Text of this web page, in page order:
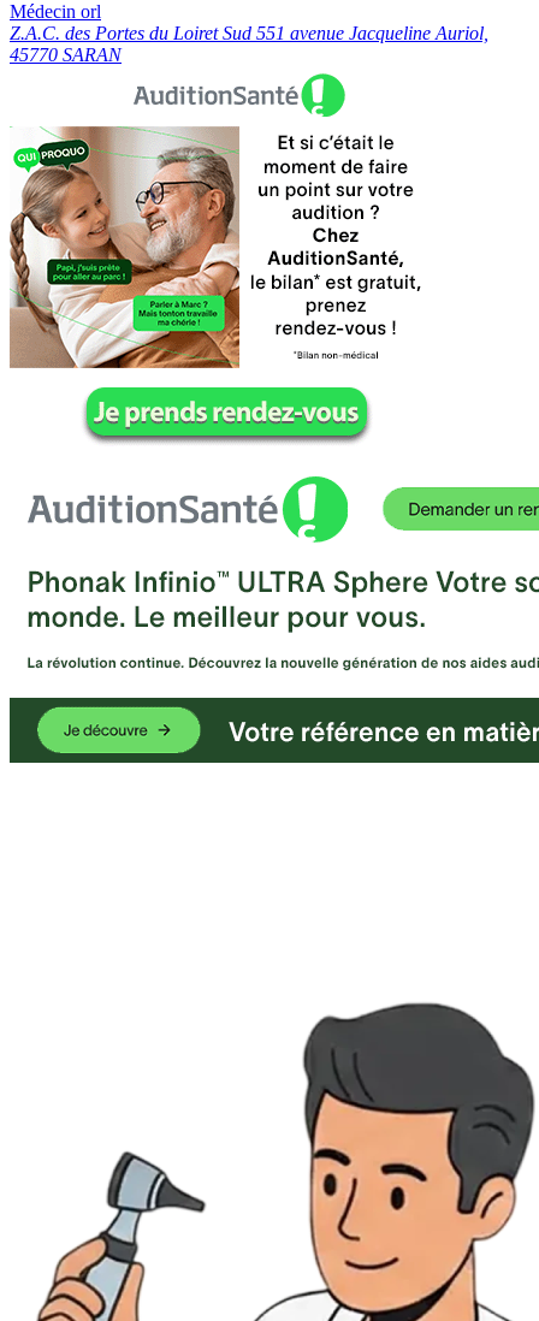
Médecin orl
Z.A.C. des Portes du Loiret Sud 551 avenue Jacqueline Auriol,
45770 SARAN